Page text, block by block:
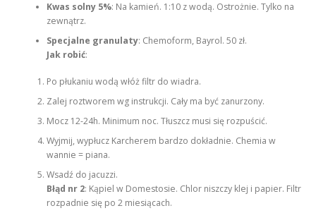
Kwas solny 5%: Na kamień. 1:10 z wodą. Ostrożnie. Tylko na
zewnątrz.
Specjalne granulaty: Chemoform, Bayrol. 50 zł.
Jak robić:
Po płukaniu wodą włóż filtr do wiadra.
Zalej roztworem wg instrukcji. Cały ma być zanurzony.
Mocz 12-24h. Minimum noc. Tłuszcz musi się rozpuścić.
Wyjmij, wypłucz Karcherem bardzo dokładnie. Chemia w
wannie = piana.
Wsadź do jacuzzi.
Błąd nr 2: Kąpiel w Domestosie. Chlor niszczy klej i papier. Filtr
rozpadnie się po 2 miesiącach.